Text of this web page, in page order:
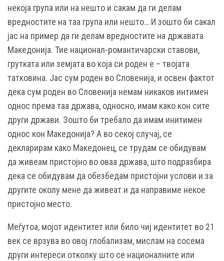
некоја група или на нешто и сакам да ги делам
вредностите на таа група или нешто… И зошто би сакал
јас на пример да ги делам вредностите на државата
Македонија. Тие национал-романтичарски ставови,
грутката или земјата во која си роден е – твојата
татковина. Јас сум роден во Словенија, и освен фактот
дека сум роден во Словенија немам никаков интимен
однос према таа држава, односно, имам како кон сите
други држави. Зошто би требало да имам инитимен
однос кон Македонија? А во секој случај, се
декларирам како Македонец, се трудам се обидувам
да живеам пристојно во оваа држава, што подразбира
дека се обидувам да обезбедам пристојни услови и за
другите околу мене да живеат и да направиме некое
пристојно место.
Меѓутоа, мојот идентитет или било чиј идентитет во 21
век се врзува во овој глобализам, мислам на сосема
други интереси отколку што се националните или